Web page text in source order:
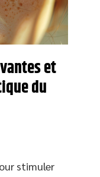
et
du
stimuler